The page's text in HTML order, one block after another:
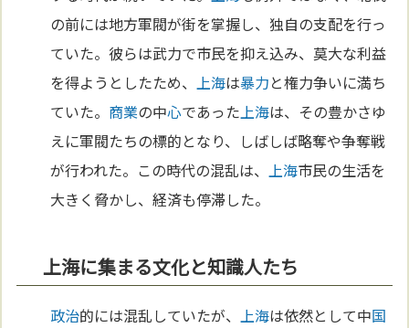
の前には地方軍閥が街を掌握し、独自の支配を行っ
ていた。彼らは武力で市民を抑え込み、莫大な利益
を得ようとしたため、
上海は暴力と権力争いに満ち
ていた。 商業の中心であった 上海は、その豊かさゆ
えに軍閥たちの標的となり、しばしば略奪や争奪戦
が行われた。この時代の混乱は、
上海市民の生活を
大きく脅かし、経済も停滞した。
上海に集まる文化と知識人たち
政治的には混乱していたが、 上海は依然として中国